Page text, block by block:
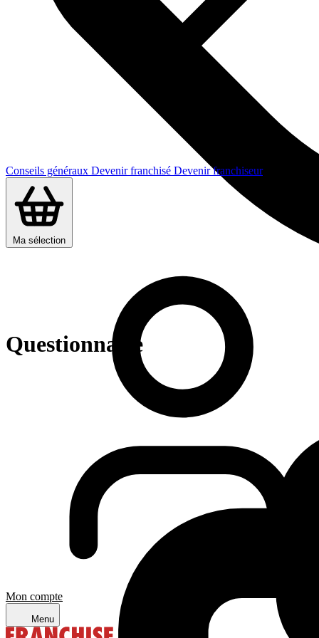
Conseils généraux Devenir franchisé Devenir franchiseur
Ma sélection
Mon compte
Menu
Questionnaire